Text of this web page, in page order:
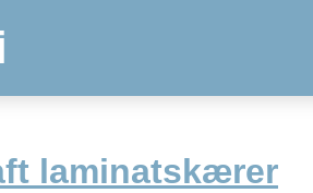
laminatskærer